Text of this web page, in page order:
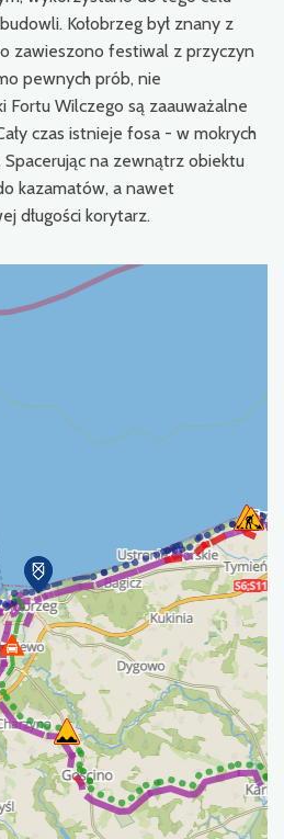
Kołobrzeg był znany z
zawieszono festiwal z przyczyn
pewnych prób, nie
Fortu Wilczego są zaauważalne
czas istnieje fosa - w mokrych
na zewnątrz obiektu
kazamatów, a nawet
długości korytarz.